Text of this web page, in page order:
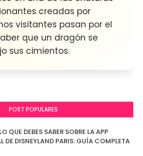
creadas por
visitantes pasan por el
que un dragón se
sus cimientos.
POST POPULARES
QUE DEBES SABER SOBRE LA APP
DE DISNEYLAND PARIS: GUÍA COMPLETA